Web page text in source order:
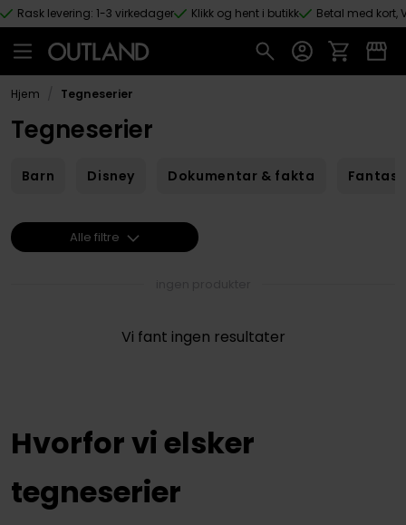
Hopp til hovedinnhold
Rask levering: 1-3 virkedager Klikk og hent i butikk Betal med kort,
Hjem Tegneserier
Tegneserier
Barn Disney Dokumentar & fakta Fantasy
Vi fant ingen resultater
Alle filtre
Hvorfor vi elsker
tegneserier